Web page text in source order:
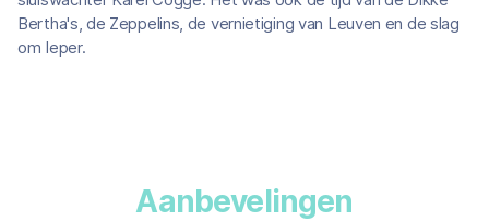
Bertha's, de Zeppelins, de vernietiging van Leuven en de slag
om Ieper.
Aanbevelingen